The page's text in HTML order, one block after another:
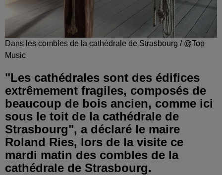
Dans les combles de la cathédrale de Strasbourg / @Top
Music
"Les cathédrales sont des édifices
extrêmement fragiles, composés de
beaucoup de bois ancien, comme ici
sous le toit de la cathédrale de
Strasbourg", a déclaré le maire
Roland Ries, lors de la visite ce
mardi matin des combles de la
cathédrale de Strasbourg.